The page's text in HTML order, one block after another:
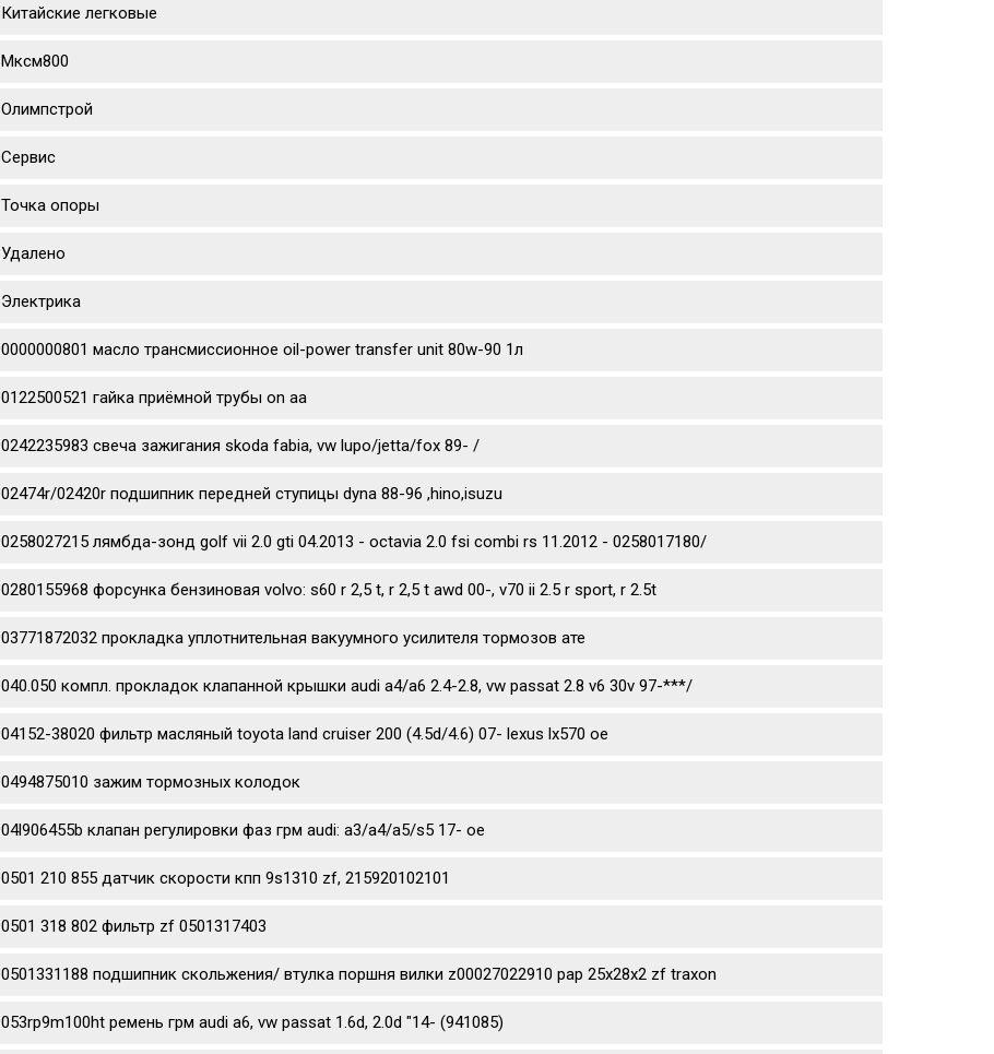
Китайские легковые
Мксм800
Олимпстрой
Сервис
Точка опоры
Удалено
Электрика
0000000801 масло трансмиссионное oil-power transfer unit 80w-90 1л
0122500521 гайка приёмной трубы on aa
0242235983 свеча зажигания skoda fabia, vw lupo/jetta/fox 89- /
02474r/02420r подшипник передней ступицы dyna 88-96 ,hino,isuzu
0258027215 лямбда-зонд golf vii 2.0 gti 04.2013 - octavia 2.0 fsi combi rs 11.2012 - 0258017180/
0280155968 форсунка бензиновая volvo: s60 r 2,5 t, r 2,5 t awd 00-, v70 ii 2.5 r sport, r 2.5t
03771872032 прокладка уплотнительная вакуумного усилителя тормозов ате
040.050 компл. прокладок клапанной крышки audi a4/a6 2.4-2.8, vw passat 2.8 v6 30v 97-***/
04152-38020 фильтр масляный toyota land cruiser 200 (4.5d/4.6) 07- lexus lx570 oe
0494875010 зажим тормозных колодок
04l906455b клапан регулировки фаз грм audi: a3/a4/a5/s5 17- oe
0501 210 855 датчик скорости кпп 9s1310 zf, 215920102101
0501 318 802 фильтр zf 0501317403
0501331188 подшипник скольжения/ втулка поршня вилки z00027022910 pap 25x28x2 zf traxon
053rp9m100ht ремень грм audi a6, vw passat 1.6d, 2.0d "14- (941085)